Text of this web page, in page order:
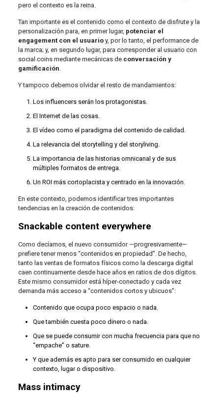
pero el contexto es la reina.
Tan importante es el contenido como el contexto de disfrute y la
personalización para, en primer lugar, potenciar el
engagement con el usuarioy, por lo tanto, el performance de
la marca; y, en segundo lugar, para corresponder al usuario con
social coins mediante mecánicas de conversación y
gamificación.
Y tampoco debemos olvidar el resto de mandamientos:
Los influencers serán los protagonistas.
El Internet de las cosas.
El vídeo como el paradigma del contenido de calidad.
La relevancia del storytelling y del storyliving.
La importancia de las historias omnicanal y de sus
múltiples formatos de entrega.
Un ROI más cortoplacista y centrado en la innovación.
En este contexto, podemos identificar tres importantes
tendencias en la creación de contenidos:
Snackable content everywhere
Como decíamos, el nuevo consumidor —progresivamente—
prefiere tener menos “contenidos en propiedad”. De hecho,
tanto las ventas de formatos físicos como la descarga digital
caen continuamente desde hace años en ratios de dos dígitos.
Este mismo consumidor está híper-conectado y cada vez
demanda más acceso a “contenidos cortos y ubicuos”:
Contenido que ocupa poco espacio o nada.
Que también cuesta poco dinero o nada.
Que se puede consumir con mucha frecuencia para que no
“empache” o sature.
Y que además es apto para ser consumido en cualquier
contexto, lugar o dispositivo.
Mass intimacy